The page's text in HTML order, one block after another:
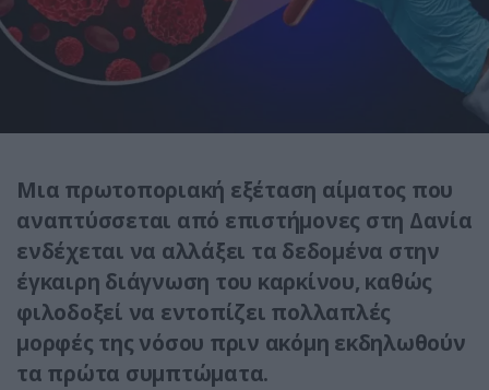
Μια πρωτοποριακή εξέταση αίματος που
αναπτύσσεται από επιστήμονες στη Δανία
ενδέχεται να αλλάξει τα δεδομένα στην
έγκαιρη διάγνωση του καρκίνου, καθώς
φιλοδοξεί να εντοπίζει πολλαπλές
μορφές της νόσου πριν ακόμη εκδηλωθούν
τα πρώτα συμπτώματα.